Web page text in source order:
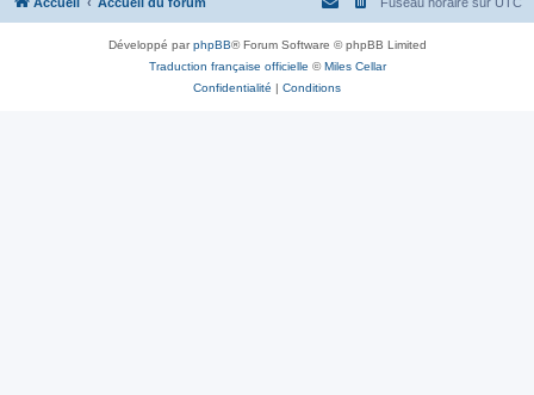
Développé parphpBB® Forum Software © phpBB Limited
Traduction française officielle ©Miles Cellar
Confidentialité | Conditions